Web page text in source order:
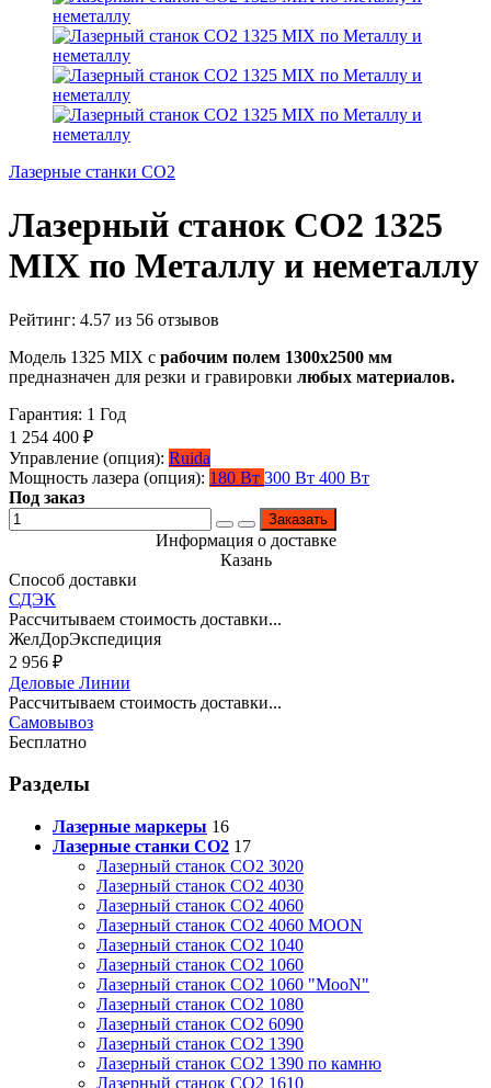
Лазерные станки CO2
Лазерный станок СО2 1325
MIX по Металлу и неметаллу
Рейтинг: 4.57 из 56 отзывов
Модель 1325 MIX с рабочим полем 1300х2500 мм
предназначен для резки и гравировки любых материалов.
Гарантия: 1 Год
1 254 400 ₽
Управление (опция): Ruida
Мощность лазера (опция): 180 Вт 300 Вт 400 Вт
Под заказ
Заказать
Информация о доставке
Казань
Способ доставки
СДЭК
Рассчитываем стоимость доставки...
ЖелДорЭкспедиция
2 956 ₽
Деловые Линии
Рассчитываем стоимость доставки...
Самовывоз
Бесплатно
Разделы
Лазерные маркеры 16
Лазерные станки CO2 17
Лазерный станок СО2 3020
Лазерный станок СО2 4030
Лазерный станок СО2 4060
Лазерный станок СО2 4060 MOON
Лазерный станок СО2 1040
Лазерный станок СО2 1060
Лазерный станок СО2 1060 "MooN"
Лазерный станок СО2 1080
Лазерный станок СО2 6090
Лазерный станок СО2 1390
Лазерный станок СО2 1390 по камню
Лазерный станок СО2 1610